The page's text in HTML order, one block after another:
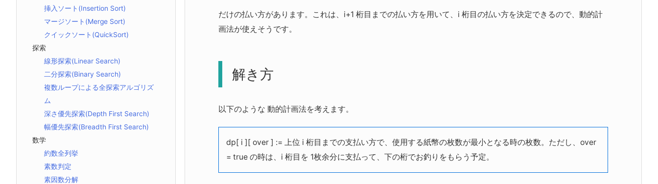
だけの払い方があります。これは、i+1 桁目までの払い方を用いて、i 桁目の払い方を決定できるので、動的計
画法が使えそうです。
解き方
以下のような 動的計画法を考えます。
dp[ i ][ over ] := 上位 i 桁目までの支払い方で、使用する紙幣の枚数が最小となる時の枚数。ただし、over
= true の時は、i 桁目を 1枚余分に支払って、下の桁でお釣りをもらう予定。
挿入ソート(Insertion Sort)
マージソート(Merge Sort)
クイックソート(QuickSort)
探索
線形探索(Linear Search)
二分探索(Binary Search)
複数ループによる全探索アルゴリズ
ム
深さ優先探索(Depth First Search)
幅優先探索(Breadth First Search)
数学
約数全列挙
素数判定
素因数分解